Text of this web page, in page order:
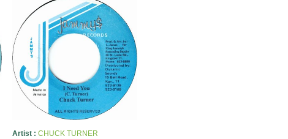
Artist : CHUCK TURNER